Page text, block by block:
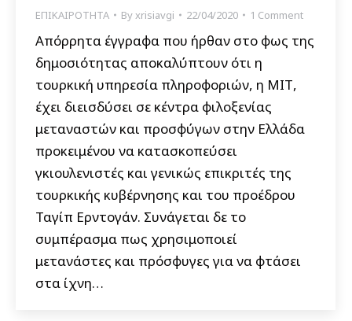
ΕΠΙΚΑΙΡΟΤΗΤΑ Byxrisiavgi 22/04/2020 1 Comment
Απόρρητα έγγραφα που ήρθαν στο φως της
δημοσιότητας αποκαλύπτουν ότι η
τουρκική υπηρεσία πληροφοριών, η ΜΙΤ,
έχει διεισδύσει σε κέντρα φιλοξενίας
μεταναστών και προσφύγων στην Ελλάδα
προκειμένου να κατασκοπεύσει
γκιουλενιστές και γενικώς επικριτές της
τουρκικής κυβέρνησης και του προέδρου
Ταγίπ Ερντογάν. Συνάγεται δε το
συμπέρασμα πως χρησιμοποιεί
μετανάστες και πρόσφυγες για να φτάσει
στα ίχνη…